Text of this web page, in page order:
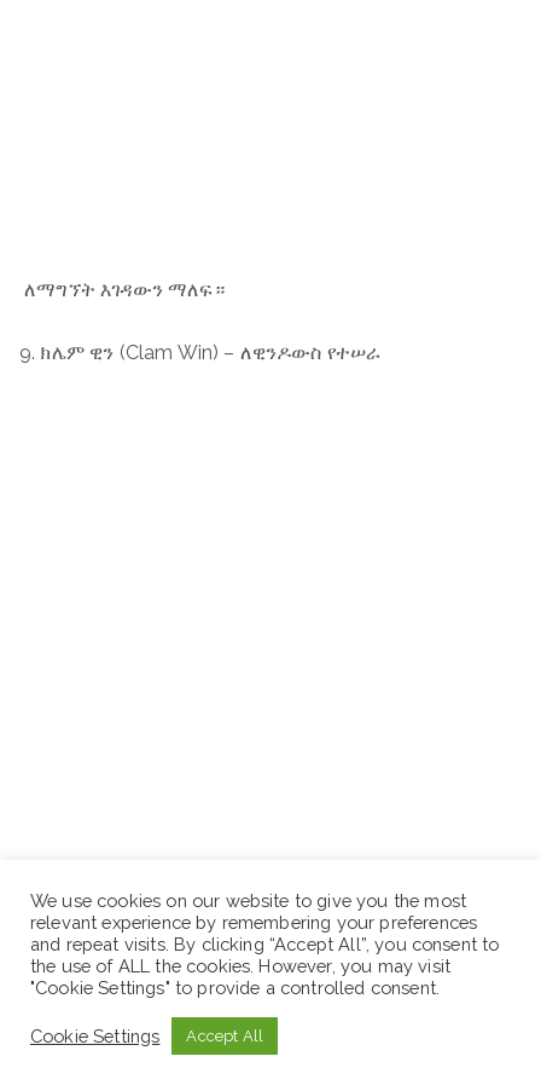
ለማግኘት እገዳውን ማለፍ።
9. ክሌም ዊን (Clam Win) – ለዊንዶውስ የተሠራ
የኤፍኦኤስኤስ ጸረ ቫይረስ
10. ኮቢያን ባክአፕ (Cobian Backup) –
We use cookies on our website to give you the most
relevant experience by remembering your preferences
and repeat visits. By clicking “Accept All”, you consent to
the use of ALL the cookies. However, you may visit
"Cookie Settings" to provide a controlled consent.
Cookie Settings Accept All